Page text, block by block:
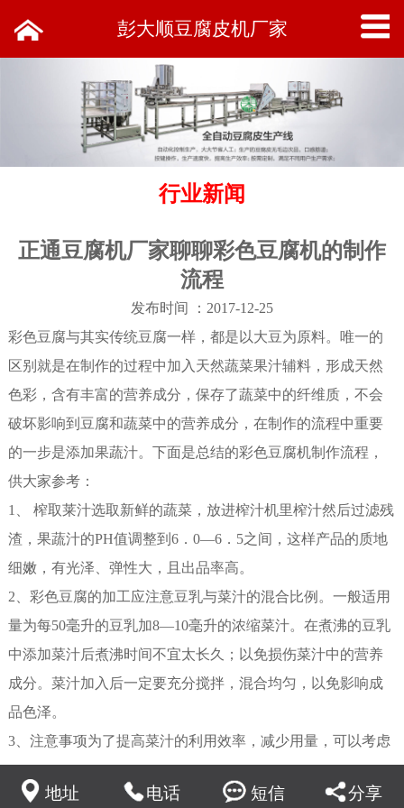
彭大顺豆腐皮机厂家
行业新闻
正通豆腐机厂家聊聊彩色豆腐机的制作
流程
发布时间 ：2017-12-25
彩色豆腐与其实传统豆腐一样，都是以大豆为原料。唯一的
区别就是在制作的过程中加入天然蔬菜果汁辅料，形成天然
色彩，含有丰富的营养成分，保存了蔬菜中的纤维质，不会
破坏影响到豆腐和蔬菜中的营养成分，在制作的流程中重要
的一步是添加果蔬汁。下面是总结的彩色豆腐机制作流程，
供大家参考：
1、 榨取莱汁选取新鲜的蔬菜，放进榨汁机里榨汁然后过滤残
渣，果蔬汁的PH值调整到6．0—6．5之间，这样产品的质地
细嫩，有光泽、弹性大，且出品率高。
2、彩色豆腐的加工应注意豆乳与菜汁的混合比例。一般适用
量为每50毫升的豆乳加8—10毫升的浓缩菜汁。在煮沸的豆乳
中添加菜汁后煮沸时间不宜太长久；以免损伤菜汁中的营养
成分。菜汁加入后一定要充分搅拌，混合均匀，以免影响成
品色泽。
3、注意事项为了提高菜汁的利用效率，减少用量，可以考虑
菜汁的浓缩。若菜汁浓缩至1/2，每100毫升豆乳由原来需加入
16毫升改为只需加入8毫升即可，产品的质量跟未浓缩时相差
地址 电话 短信 分享